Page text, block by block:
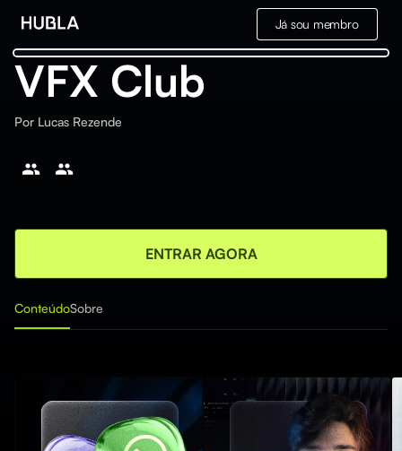
Já sou membro
VFX Club
Por Lucas Rezende
ENTRAR AGORA
ConteúdoSobre